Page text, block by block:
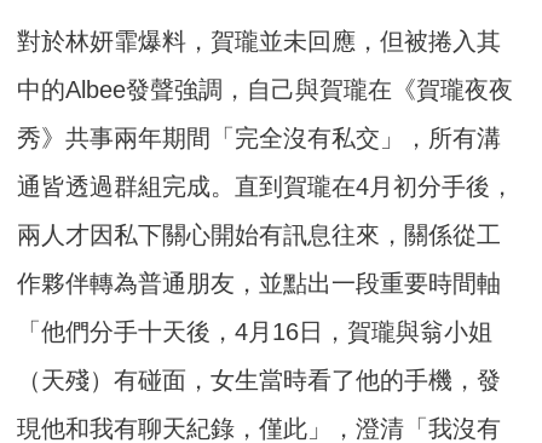
對於林妍霏爆料，賀瓏並未回應，但被捲入其
中的Albee發聲強調，自己與賀瓏在《賀瓏夜夜
秀》共事兩年期間「完全沒有私交」，所有溝
通皆透過群組完成。直到賀瓏在4月初分手後，
兩人才因私下關心開始有訊息往來，關係從工
作夥伴轉為普通朋友，並點出一段重要時間軸
「他們分手十天後，4月16日，賀瓏與翁小姐
（天殘）有碰面，女生當時看了他的手機，發
現他和我有聊天紀錄，僅此」，澄清「我沒有